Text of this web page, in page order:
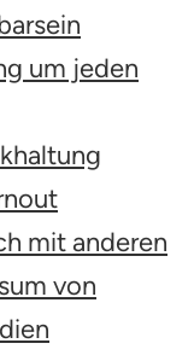
um jeden
mit anderen
von